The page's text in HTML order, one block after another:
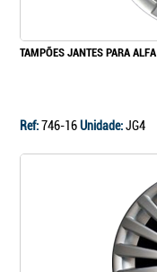
TAMPÕES JANTES PARA
Ref:746-16Unidade:JG4